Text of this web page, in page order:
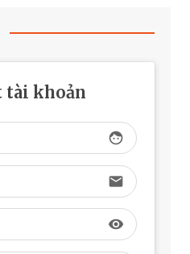
tài khoản
face
email
visibility